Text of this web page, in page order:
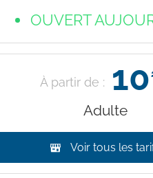
OUVERT
À partir de : 10
Adulte
Voir tous les